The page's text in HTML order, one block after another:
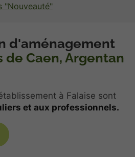
"Nouveauté"
d'aménagement
de Caen, Argentan
à Falaise sont
et aux professionnels.